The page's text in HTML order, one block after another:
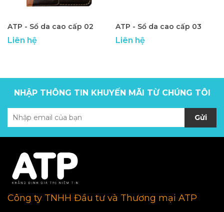
ATP - Sổ da cao cấp 02
Liên hệ
ATP - Sổ da cao cấp 03
Liên hệ
NHẬP THÔNG TIN KHUYẾN MÃI TỪ CHÚNG TÔI
Gửi
Công ty TNHH Đầu tư và Thương mại ATP